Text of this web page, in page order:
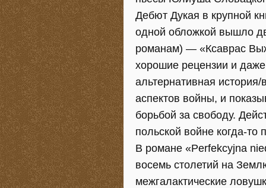
Дебют Дукая в крупной
одной обложкой вышло
романам) — «Ксаврас
хорошие рецензии и
альтернативная
аспектов войны, и
борьбой за свободу.
польской войне когда-
В романе «Perfekcyjna
восемь столетий на
межгалактические